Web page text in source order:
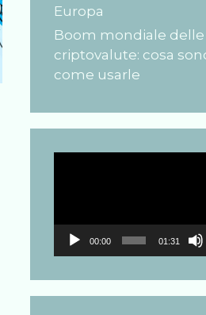
Europa
Boom mondiale delle
criptovalute: cosa
come usarle
00:00 01:31